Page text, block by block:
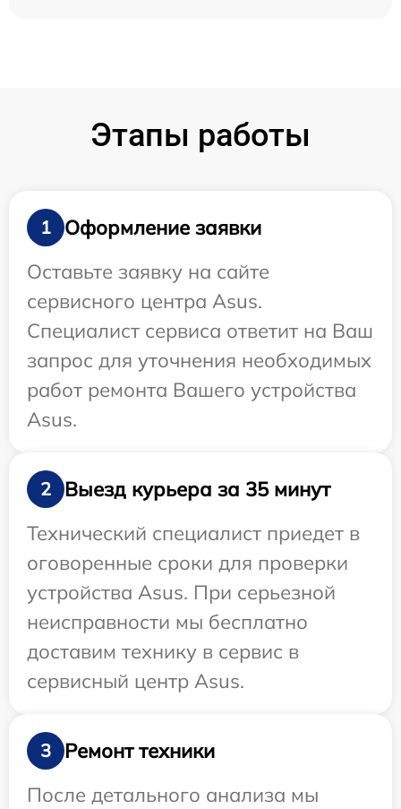
Этапы работы
1
Оформление заявки
Оставьте заявку на сайте
сервисного центра Asus.
Специалист сервиса ответит на Ваш
запрос для уточнения необходимых
работ ремонта Вашего устройства
Asus.
2
Выезд курьера за 35 минут
Технический специалист приедет в
оговоренные сроки для проверки
устройства Asus. При серьезной
неисправности мы бесплатно
доставим технику в сервис в
сервисный центр Asus.
3
Ремонт техники
После детального анализа мы